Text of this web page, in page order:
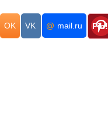
OK VK @ mail.ru Pin!